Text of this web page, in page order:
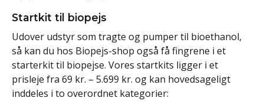
Startkit til biopejs
Udover udstyr som tragte og pumper til bioethanol,
så kan du hos Biopejs-shop også få fingrene i et
starterkit til biopejse. Vores startkits ligger i et
prisleje fra 69 kr. – 5.699 kr. og kan hovedsageligt
inddeles i to overordnet kategorier: